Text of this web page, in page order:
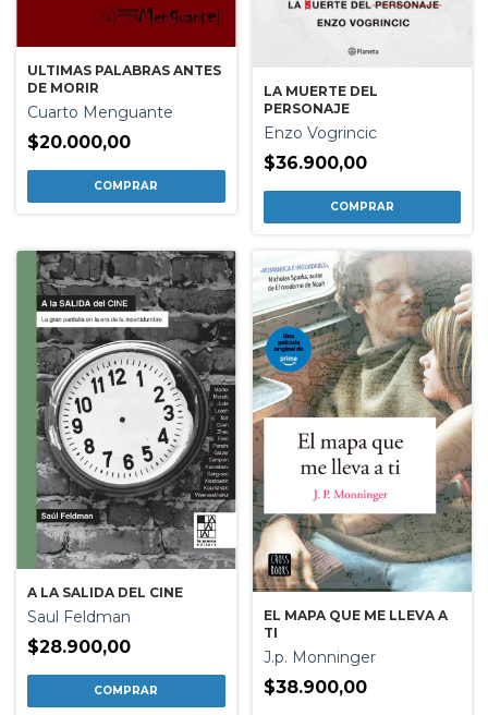
ULTIMAS PALABRAS ANTES
DE MORIR
Cuarto Menguante
$20.000,00
LA MUERTE DEL
PERSONAJE
Enzo Vogrincic
$36.900,00
A LA SALIDA DEL CINE
Saul Feldman
$28.900,00
EL MAPA QUE ME LLEVA A
TI
J.p. Monninger
$38.900,00